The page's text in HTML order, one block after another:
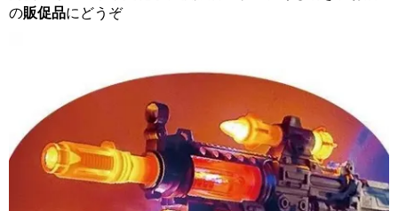
の販促品にどうぞ